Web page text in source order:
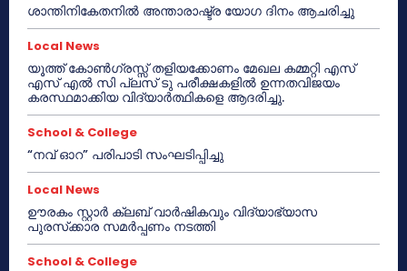
ശാന്തിനികേതനിൽ അന്താരാഷ്ട്ര യോഗ ദിനം ആചരിച്ചു
Local News
യൂത്ത് കോൺഗ്രസ്സ് തളിയക്കോണം മേഖല കമ്മറ്റി എസ്
എസ് എൽ സി പ്ലസ് ടു പരീക്ഷകളിൽ ഉന്നതവിജയം
കരസ്ഥമാക്കിയ വിദ്യാർത്ഥികളെ ആദരിച്ചു.
School & College
“നവ് ഓറ” പരിപാടി സംഘടിപ്പിച്ചു
Local News
ഊരകം സ്റ്റാർ ക്ലബ് വാർഷികവും വിദ്യാഭ്യാസ
പുരസ്‌ക്കാര സമർപ്പണം നടത്തി
School & College